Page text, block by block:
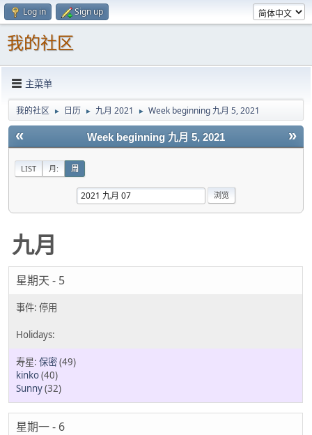
Log in Sign up
我的社区
主菜单
我的社区 ► 日历 ► 九月 2021 ► Week beginning 九月 5, 2021
« »
Week beginning 九月 5, 2021
LIST 月: 周
九月
星期天 - 5
保密(49)
kinko(40)
Sunny(32)
星期一 - 6